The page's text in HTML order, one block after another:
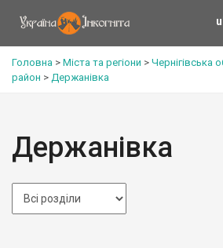
Головна > Міста та регіони > Чернігівська
район > Держанівка
Держанівка